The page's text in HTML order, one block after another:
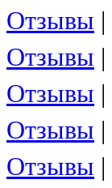
Отзывы |
Отзывы |
Отзывы |
Отзывы |
Отзывы |